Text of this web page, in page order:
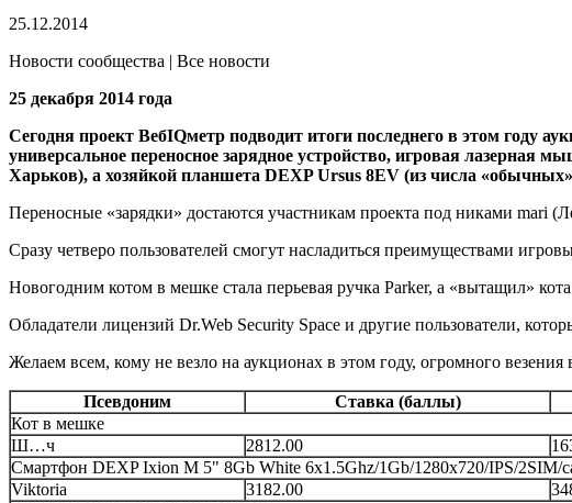
25.12.2014
Новости сообщества | Все новости
25 декабря 2014 года
Сегодня проект ВебIQметр подводит итоги последнего в этом году
универсальное переносное зарядное устройство, игровая лазерная
Харьков), а хозяйкой планшета DEXP Ursus 8EV (из числа
Переносные «зарядки» достаются участникам проекта под никами mari
Сразу четверо пользователей смогут насладиться преимуществами
Новогодним котом в мешке стала перьевая ручка Parker, а «вытащил»
Обладатели лицензий Dr.Web Security Space и другие пользователи,
Желаем всем, кому не везло на аукционах в этом году, огромного
Псевдоним Ставка (баллы)
Кот в мешке
Ш…ч
2812.00
Смартфон DEXP Ixion M 5" 8Gb White 6x1.5Ghz/1Gb/1280x720/IPS/2SIM/
Viktoria
3182.00